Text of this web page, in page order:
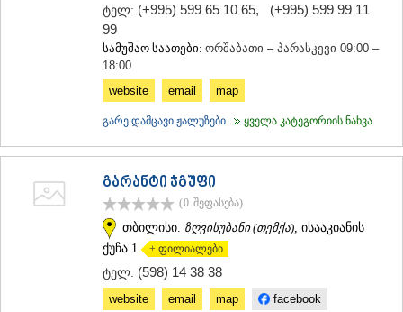
ᲛᲪᲮᲔᲗᲐ–ᲛᲗᲘᲐᲜᲔᲗᲘ
ᲡᲢᲔᲤᲐᲜᲬᲛᲘᲜᲓᲐ (ᲧᲐᲖᲑᲔᲒᲘ)
ᲐᲮᲐᲚᲒᲝᲠᲘ
ᲐᲛᲑᲠᲝᲚᲐᲣᲠᲘ
ᲚᲔᲜᲢᲔᲮᲘ
ᲡᲐᲛᲔᲒᲠᲔᲚᲝ/ᲖᲔᲛᲝ ᲡᲕᲐᲜᲔᲗᲘ
ტელ: (+995) 599 65 10 65, (+995) 599 99 11
99
სამუშაო საათები: ორშაბათი – პარასკევი 09:00 –
18:00
website
email map
გარე დამცავი ჟალუზები ყველა კატეგორიის ნახვა
გარანტი ჯგუფი
(0 შეფასება)
თბილისი. ზღვისუბანი (თემქა) , ისააკიანის
ქუჩა 1 + ფილიალები
ტელ: (598) 14 38 38
website email map facebook